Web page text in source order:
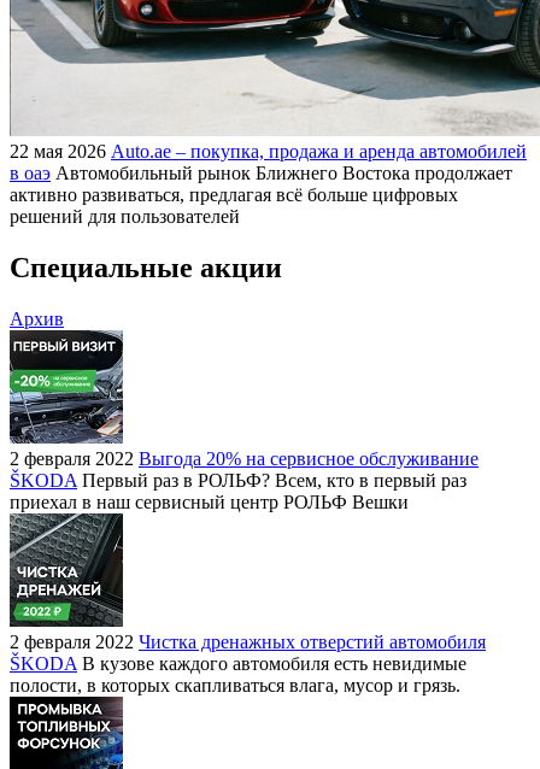
22 мая 2026 Auto.ae – покупка, продажа и аренда автомобилей
в оаэ Автомобильный рынок Ближнего Востока продолжает
активно развиваться, предлагая всё больше цифровых
решений для пользователей
Специальные акции
Архив
2 февраля 2022 Выгода 20% на сервисное обслуживание
ŠKODA Первый раз в РОЛЬФ? Всем, кто в первый раз
приехал в наш сервисный центр РОЛЬФ Вешки
2 февраля 2022 Чистка дренажных отверстий автомобиля
ŠKODA В кузове каждого автомобиля есть невидимые
полости, в которых скапливаться влага, мусор и грязь.